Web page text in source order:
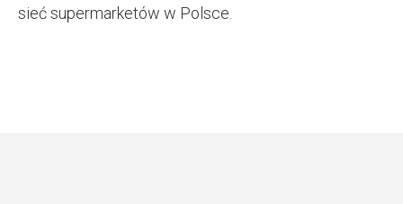
sieć supermarketów w Polsce.